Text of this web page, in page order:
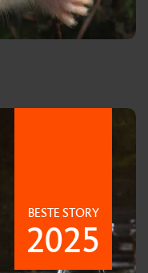
BESTE STORY
2025